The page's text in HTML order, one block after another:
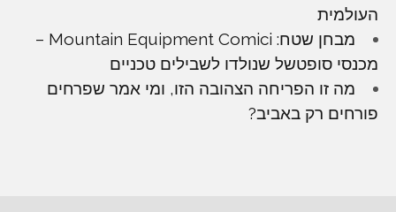
העולמית
מבחן שטח: Mountain Equipment Comici –
מכנסי סופטשל שנולדו לשבילים טכניים
מה זו הפריחה הצהובה הזו, ומי אמר שפרחים
פורחים רק באביב?